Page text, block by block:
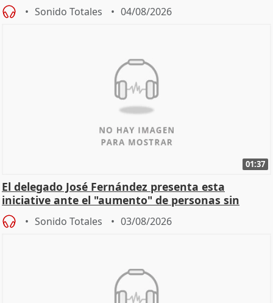
Sonido Totales 04/08/2026
01:37
El delegado José Fernández presenta esta
iniciative ante el "aumento" de personas sin
hogar en Madri
Sonido Totales 03/08/2026